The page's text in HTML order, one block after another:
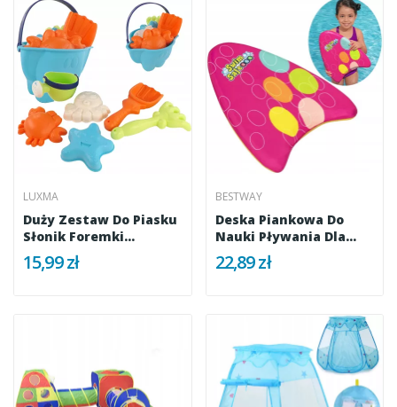
LUXMA
Duży Zestaw Do Piasku
Słonik Foremki
Konewka 273
15,99 zł
BESTWAY
Deska Piankowa Do
Nauki Pływania Dla
Dzieci...
22,89 zł